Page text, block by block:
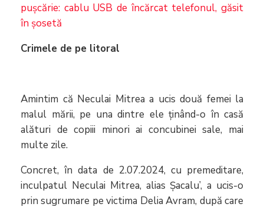
pușcărie: cablu USB de încărcat telefonul, găsit
în șosetă
Crimele de pe litoral
Amintim că Neculai Mitrea a ucis două femei la
malul mării, pe una dintre ele ținând-o în casă
alături de copiii minori ai concubinei sale, mai
multe zile.
Concret, în data de 2.07.2024, cu premeditare,
inculpatul Neculai Mitrea, alias Șacalu’, a ucis-o
prin sugrumare pe victima Delia Avram, după care